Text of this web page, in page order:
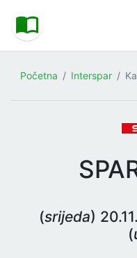
Početna Interspar
(srijeda)
(